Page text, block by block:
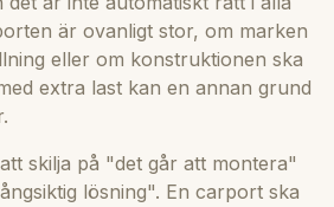
är ovanligt stor, om marken
eller om konstruktionen ska
extra last kan en annan grund
skilja på "det går att montera"
lösning". En carport ska